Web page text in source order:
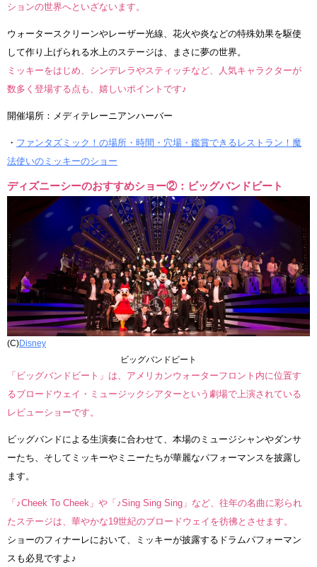
ションの世界へといざないます。
ウォータースクリーンやレーザー光線、花火や炎などの特殊効果を駆使
して作り上げられる水上のステージは、まさに夢の世界。
ミッキーをはじめ、シンデレラやスティッチなど、人気キャラクターが
数多く登場する点も、嬉しいポイントです♪
開催場所：メディテレーニアンハーバー
・ ファンタズミック！の場所・時間・穴場・鑑賞できるレストラン！魔
法使いのミッキーのショー
ディズニーシーのおすすめショー②：ビッグバンドビート
(C)Disney
ビッグバンドビート
「ビッグバンドビート」は、アメリカンウォーターフロント内に位置す
るブロードウェイ・ミュージックシアターという劇場で上演されている
レビューショーです。
ビッグバンドによる生演奏に合わせて、本場のミュージシャンやダンサ
ーたち、そしてミッキーやミニーたちが華麗なパフォーマンスを披露し
ます。
「♪Cheek To Cheek」や「♪Sing Sing Sing」など、往年の名曲に彩られ
たステージは、華やかな19世紀のブロードウェイを彷彿とさせます。
ショーのフィナーレにおいて、ミッキーが披露するドラムパフォーマン
スも必見ですよ♪